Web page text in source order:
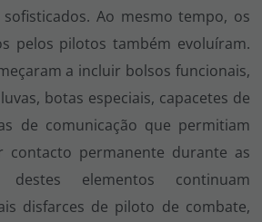
Ao mesmo tempo, os
pelos pilotos também evoluíram.
a incluir bolsos funcionais,
botas especiais, capacetes de
de comunicação que permitiam
contacto permanente durante as
destes elementos continuam
disfarces de piloto de combate,